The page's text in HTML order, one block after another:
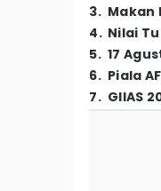
3. Makan
4. Nilai
5. 17
6. Piala
7. GIIAS